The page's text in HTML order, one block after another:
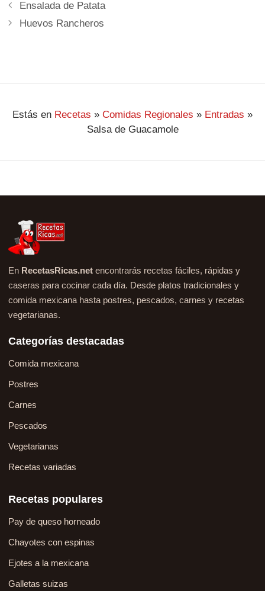
Ensalada de Patata
Huevos Rancheros
Estás en Recetas » Comidas Regionales » Entradas »
Salsa de Guacamole
En RecetasRicas.net encontrarás recetas fáciles, rápidas y
caseras para cocinar cada día. Desde platos tradicionales y
comida mexicana hasta postres, pescados, carnes y recetas
vegetarianas.
Categorías destacadas
Comida mexicana
Postres
Carnes
Pescados
Vegetarianas
Recetas variadas
Recetas populares
Pay de queso horneado
Chayotes con espinas
Ejotes a la mexicana
Galletas suizas